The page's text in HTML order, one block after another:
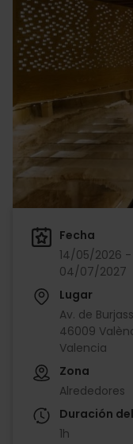
Fecha
14/05/2026 -
04/07/2027
Lugar
Av. de
46009
Valencia
Zona
Alrededores
Duración
1h